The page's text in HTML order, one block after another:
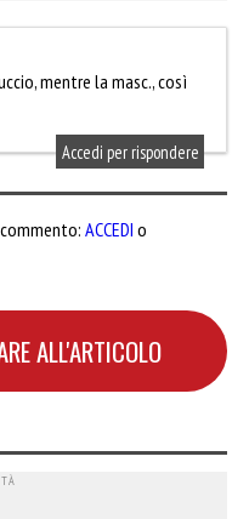
mentre la masc., così
Accedi per rispondere
ACCEDI o
ALL'ARTICOLO